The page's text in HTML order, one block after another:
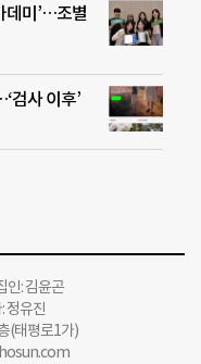
데미’…조별
검사 이후’
인: 김윤곤
정유진
(태평로1가)